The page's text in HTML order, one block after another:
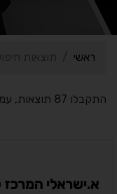
ראשי תוצאות
התקבלו 87 תוצאות, עמוד 1 מ-5 עמודים
א.ישראלי המרכז